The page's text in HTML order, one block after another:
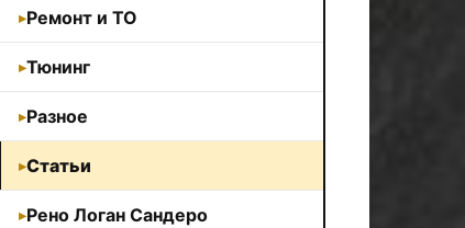
Ремонт и ТО
Тюнинг
Разное
Статьи
Рено Логан Сандеро